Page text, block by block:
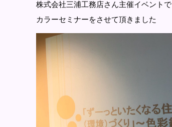
株式会社三浦工務店さん主催イベントで
カラーセミナーをさせて頂きました